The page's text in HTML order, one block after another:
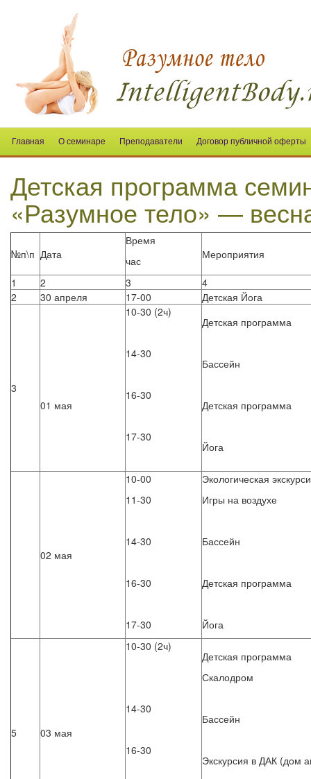
Главная О семинаре Преподаватели Договор публичной оферты
Детская программа
«Разумное тело» —
№п\п Дата
Время
час
Мероприятия
1 2 3
4
2
30 апреля 17-00 Детская Йога
3
01 мая
10-30 (2ч)
14-30
16-30
17-30
Детская программа
Бассейн
Детская программа
Йога
02 мая
10-00
11-30
14-30
16-30
17-30
Экологическая
Игры на воздухе
Бассейн
Детская программа
Йога
5 03 мая
10-30 (2ч)
14-30
16-30
Детская программа
Скалодром
Бассейн
Экскурсия в ДАК (дом